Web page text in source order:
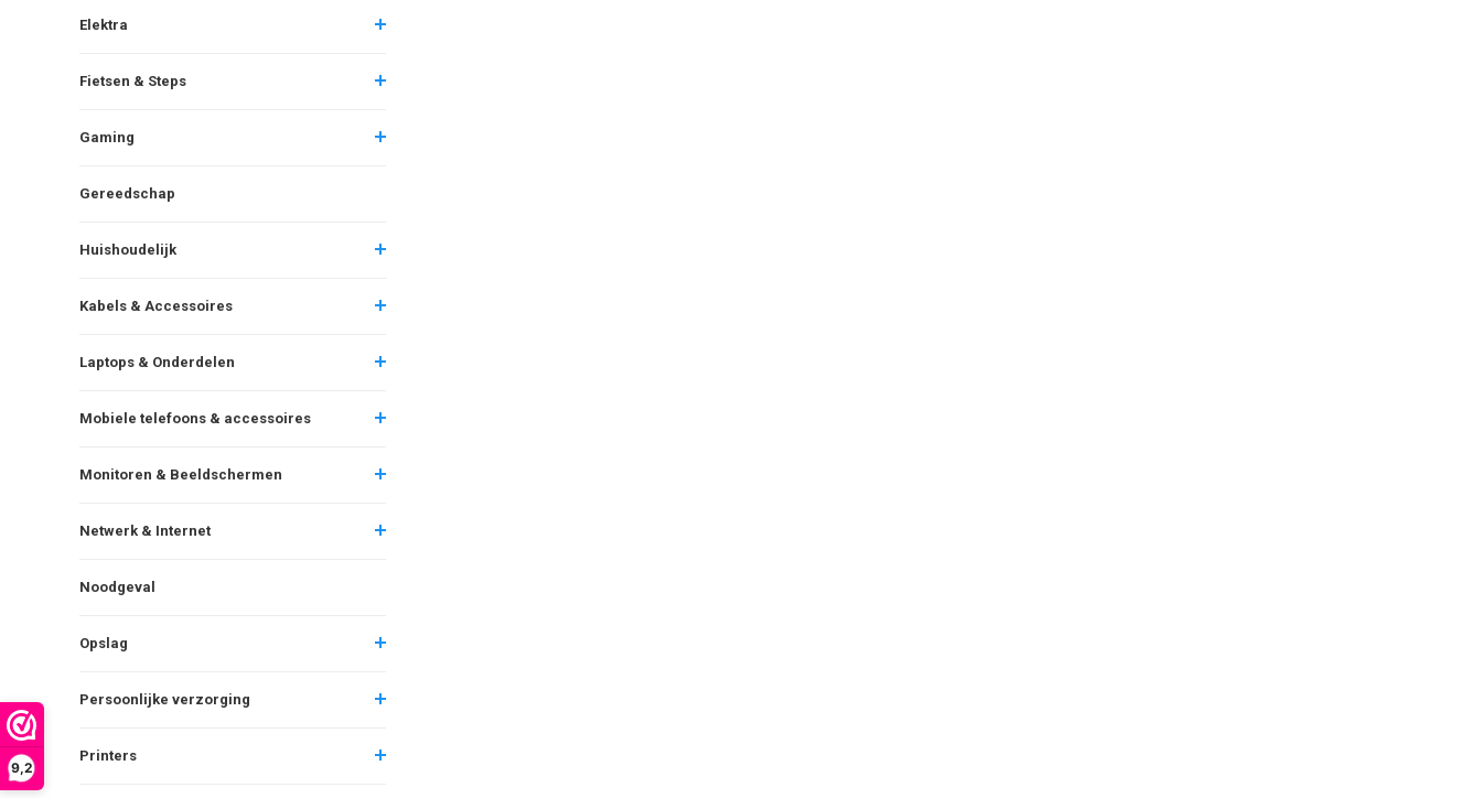
9,2
Elektra
Fietsen & Steps
Gaming
Gereedschap
Huishoudelijk
Kabels & Accessoires
Laptops & Onderdelen
Mobiele telefoons & accessoires
Monitoren & Beeldschermen
Netwerk & Internet
Noodgeval
Opslag
Persoonlijke verzorging
Printers